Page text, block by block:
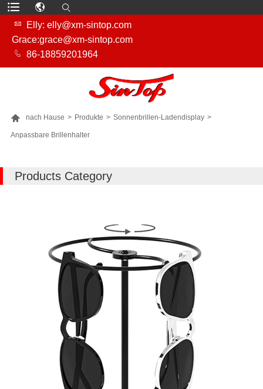

Elly: elly@xm-sintop.com
Grace:grace@xm-sintop.com
 86-18859201964
 nach Hause > Produkte > Sonnenbrillen-Ladendisplay >
Anpassbare Brillenhalter
Products Category